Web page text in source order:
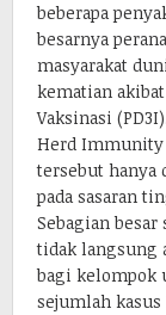
beberapa
besarnya
masyarakat
kematian
Vaksinasi
Herd Immunity
tersebut hanya
pada sasaran
Sebagian
tidak langsung
bagi kelompok
sejumlah kasus